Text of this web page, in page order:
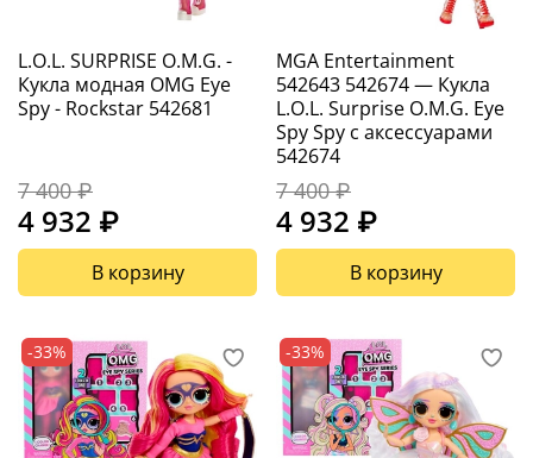
L.O.L. SURPRISE O.M.G. -
Кукла модная OMG Eye
Spy - Rockstar 542681
7 400 ₽
4 932 ₽
В корзину
MGA Entertainment
542643 542674 — Кукла
L.O.L. Surprise O.M.G. Eye
Spy Spy с аксессуарами
542674
7 400 ₽
4 932 ₽
В корзину
-33% -33%